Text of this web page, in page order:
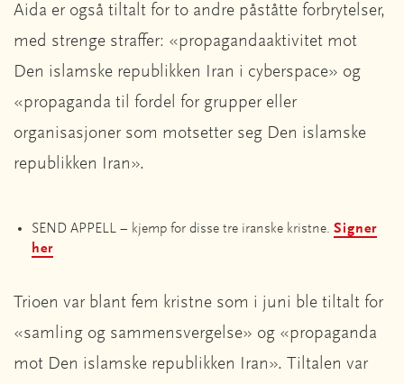
Aida er også tiltalt for to andre påståtte forbrytelser,
med strenge straffer: «propagandaaktivitet mot
Den islamske republikken Iran i cyberspace» og
«propaganda til fordel for grupper eller
organisasjoner som motsetter seg Den islamske
republikken Iran».
SEND APPELL – kjemp for disse tre iranske kristne. Signer
her
Trioen var blant fem kristne som i juni ble tiltalt for
«samling og sammensvergelse» og «propaganda
mot Den islamske republikken Iran». Tiltalen var